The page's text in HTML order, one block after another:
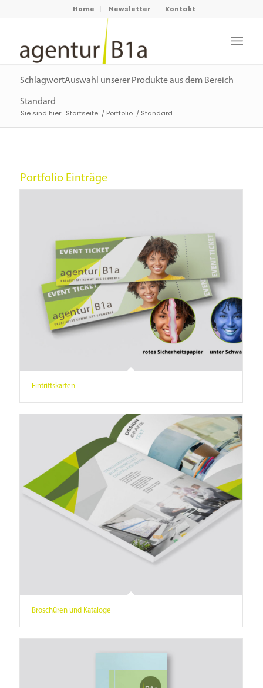
Home Newsletter Kontakt
SchlagwortAuswahl unserer Produkte aus dem Bereich
Standard
Sie sind hier: Startseite / Portfolio / Standard
Portfolio Einträge
Eintrittskarten
Broschüren und Kataloge